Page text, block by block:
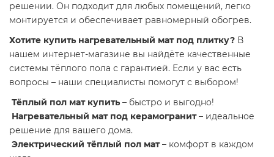
решении. Он подходит для любых помещений, легко
монтируется и обеспечивает равномерный обогрев.
Хотите купить нагревательный мат под плитку? В
нашем интернет-магазине вы найдёте качественные
системы тёплого пола с гарантией. Если у вас есть
вопросы – наши специалисты помогут с выбором!
Тёплый пол мат купить – быстро и выгодно!
Нагревательный мат под керамогранит– идеальное
решение для вашего дома.
Электрический тёплый пол мат– комфорт в каждом